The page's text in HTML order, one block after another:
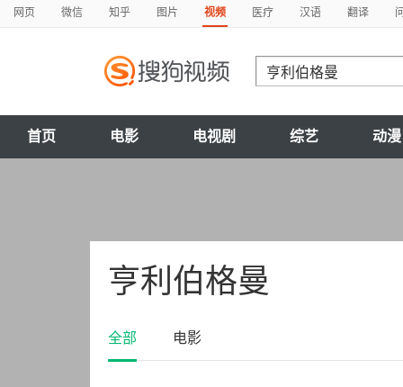
网页 微信 知乎 图片 视频 医疗 汉语 翻译
首页 电影 电视剧 综艺 动漫
亨利伯格曼
全部 电影